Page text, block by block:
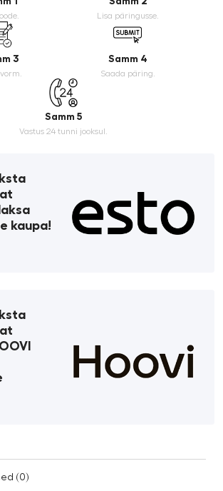
Lisa päringusse.
3 Samm 4
Saada päring.
Samm 5
Vastus 24 tunni jooksul.
kaupa!
(0)